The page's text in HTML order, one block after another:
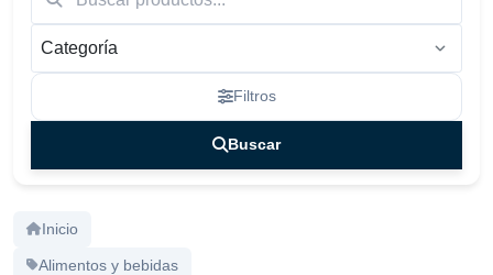
Filtros
Buscar
Inicio
Alimentos y bebidas